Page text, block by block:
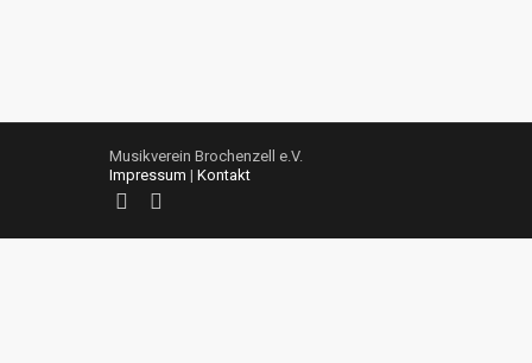
Musikverein Brochenzell e.V.
Impressum | Kontakt